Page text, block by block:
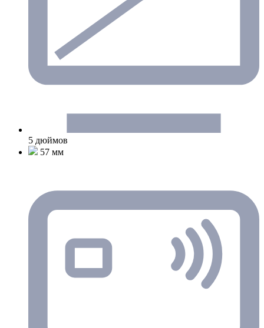
5 дюймов
57 мм